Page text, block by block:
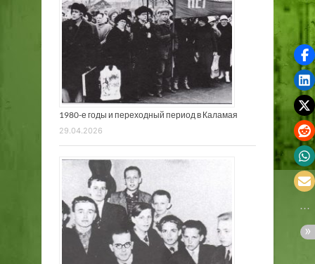
1980-е годы и переходный период в Каламая
29.04.2026